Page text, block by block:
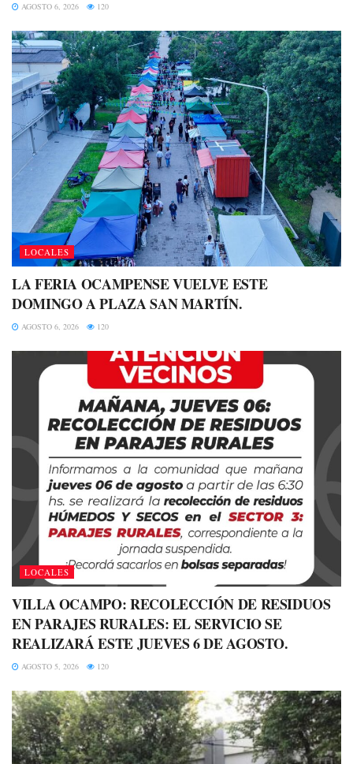
AGOSTO 6, 2026 120
LOCALES
LA FERIA OCAMPENSE VUELVE ESTE
DOMINGO A PLAZA SAN MARTÍN.
AGOSTO 6, 2026 120
LOCALES
VILLA OCAMPO: RECOLECCIÓN DE RESIDUOS
EN PARAJES RURALES: EL SERVICIO SE
REALIZARÁ ESTE JUEVES 6 DE AGOSTO.
AGOSTO 5, 2026 120